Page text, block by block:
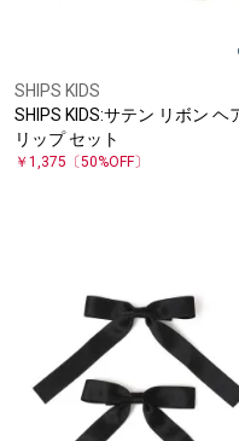
SHIPS KIDS
SHIPS KIDS:サテン リボン ヘ
リップ セット
￥1,375 〔50%OFF〕